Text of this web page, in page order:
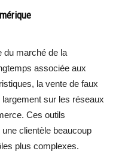
du marché de la
associée aux
la vente de faux
largement sur les réseaux
Ces outils
clientèle beaucoup
plus complexes.